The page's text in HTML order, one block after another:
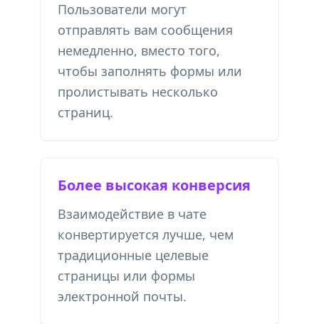
Пользователи могут
отправлять вам сообщения
немедленно, вместо того,
чтобы заполнять формы или
пролистывать несколько
страниц.
Более высокая конверсия
Взаимодействие в чате
конвертируется лучше, чем
традиционные целевые
страницы или формы
электронной почты.